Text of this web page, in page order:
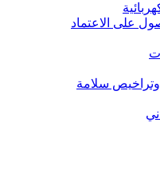
على الاعتماد
سلامة